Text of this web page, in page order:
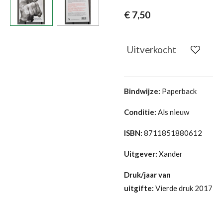
€ 7,50
Uitverkocht
Bindwijze: Paperback
Conditie: Als nieuw
ISBN: 8711851880612
Uitgever: Xander
Druk/jaar van
uitgifte: Vierde druk 2017